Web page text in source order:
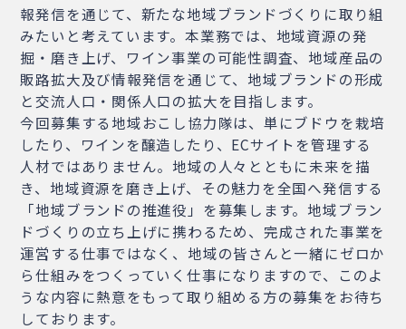
報発信を通じて、新たな地域ブランドづくりに取り組
みたいと考えています。本業務では、地域資源の発
掘・磨き上げ、ワイン事業の可能性調査、地域産品の
販路拡大及び情報発信を通じて、地域ブランドの形成
と交流人口・関係人口の拡大を目指します。
今回募集する地域おこし協力隊は、単にブドウを栽培
したり、ワインを醸造したり、ECサイトを管理する
人材ではありません。地域の人々とともに未来を描
き、地域資源を磨き上げ、その魅力を全国へ発信する
「地域ブランドの推進役」を募集します。地域ブラン
ドづくりの立ち上げに携わるため、完成された事業を
運営する仕事ではなく、地域の皆さんと一緒にゼロか
ら仕組みをつくっていく仕事になりますので、このよ
うな内容に熱意をもって取り組める方の募集をお待ち
しております。